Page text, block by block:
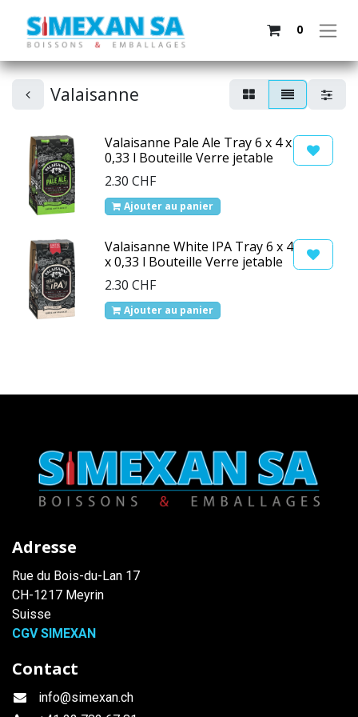
0
Valaisanne
Valaisanne Pale Ale Tray 6 x 4 x
0,33 l Bouteille Verre jetable
2.30 CHF
Ajouter au panier
Valaisanne White IPA Tray 6 x 4
x 0,33 l Bouteille Verre jetable
2.30 CHF
Ajouter au panier
Adresse
Rue du Bois-du-Lan 17
CH-1217 Meyrin
Suisse
CGV SIMEXAN
Contact
info@simexan.ch